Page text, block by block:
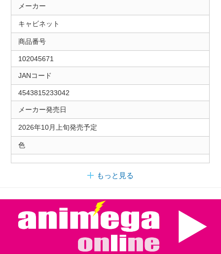
メーカー
キャビネット
商品番号
102045671
JANコード
4543815233042
メーカー発売日
2026年10月上旬発売予定
色
もっと見る